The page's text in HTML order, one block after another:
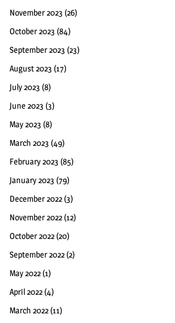
November 2023 (26)
October 2023 (84)
September 2023 (23)
August 2023 (17)
July 2023 (8)
June 2023 (3)
May 2023 (8)
March 2023 (49)
February 2023 (85)
January 2023 (79)
December 2022 (3)
November 2022 (12)
October 2022 (20)
September 2022 (2)
May 2022 (1)
April 2022 (4)
March 2022 (11)